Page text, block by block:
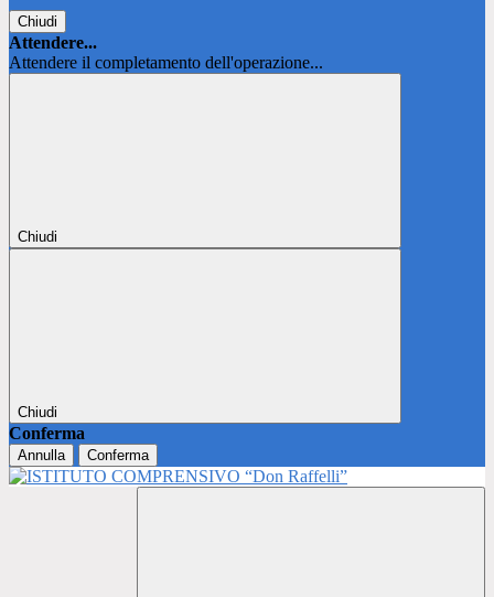
Chiudi
Attendere...
Attendere il completamento dell'operazione...
Chiudi
Chiudi
Conferma
Annulla Conferma